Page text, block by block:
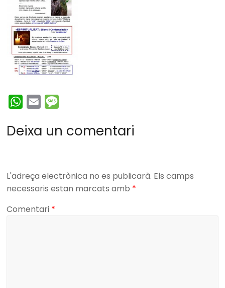
W
a
A
p
a
s
g
e
Deixa un comentari
L'adreça electrònica no es publicarà. Els camps
necessaris estan marcats amb *
Comentari *